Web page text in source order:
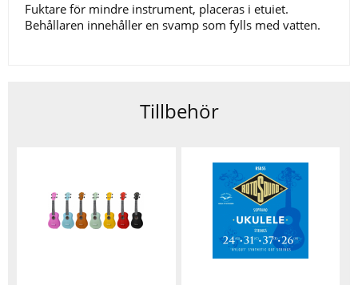
Fuktare för mindre instrument, placeras i etuiet.
Behållaren innehåller en svamp som fylls med vatten.
Tillbehör